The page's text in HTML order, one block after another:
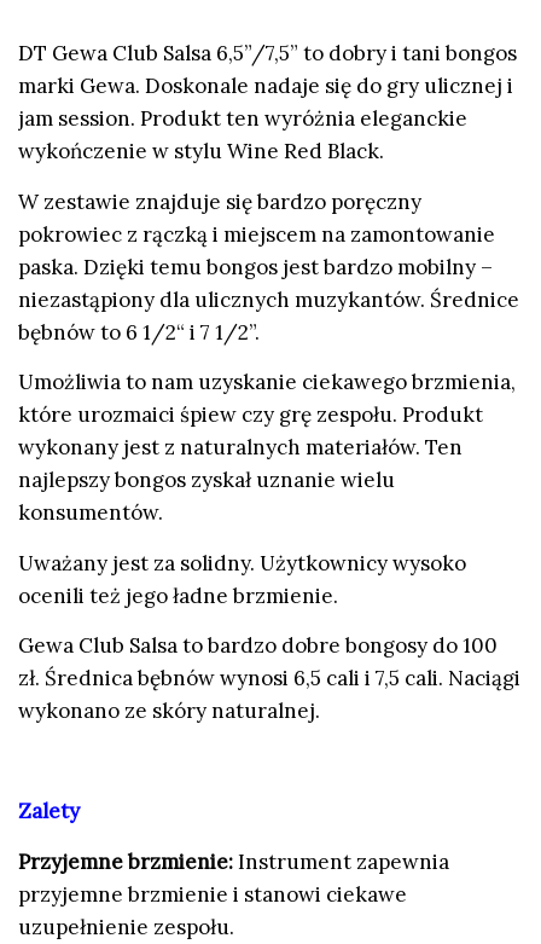
DT Gewa Club Salsa 6,5”/7,5” to dobry i tani bongos
marki Gewa. Doskonale nadaje się do gry ulicznej i
jam session. Produkt ten wyróżnia eleganckie
wykończenie w stylu Wine Red Black.
W zestawie znajduje się bardzo poręczny
pokrowiec z rączką i miejscem na zamontowanie
paska. Dzięki temu bongos jest bardzo mobilny –
niezastąpiony dla ulicznych muzykantów. Średnice
bębnów to 6 1/2“ i 7 1/2”.
Umożliwia to nam uzyskanie ciekawego brzmienia,
które urozmaici śpiew czy grę zespołu. Produkt
wykonany jest z naturalnych materiałów. Ten
najlepszy bongos zyskał uznanie wielu
konsumentów.
Uważany jest za solidny. Użytkownicy wysoko
ocenili też jego ładne brzmienie.
Gewa Club Salsa to bardzo dobre bongosy do 100
zł. Średnica bębnów wynosi 6,5 cali i 7,5 cali. Naciągi
wykonano ze skóry naturalnej.
Zalety
Przyjemne brzmienie:Instrument zapewnia
przyjemne brzmienie i stanowi ciekawe
uzupełnienie zespołu.